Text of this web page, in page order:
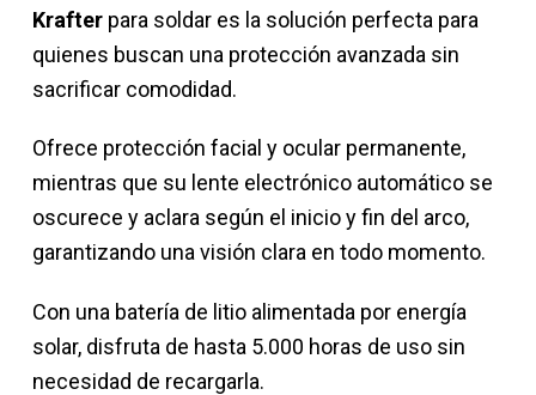
Krafter para soldar es la solución perfecta para
quienes buscan una protección avanzada sin
sacrificar comodidad.
Ofrece protección facial y ocular permanente,
mientras que su lente electrónico automático se
oscurece y aclara según el inicio y fin del arco,
garantizando una visión clara en todo momento.
Con una batería de litio alimentada por energía
solar, disfruta de hasta 5.000 horas de uso sin
necesidad de recargarla.